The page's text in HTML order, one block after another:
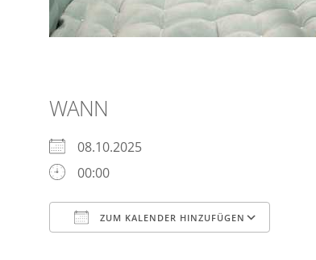
WANN
08.10.2025
00:00
ZUM KALENDER HINZUFÜGEN